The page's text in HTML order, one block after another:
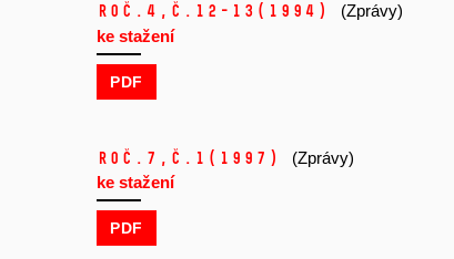
Roč.4, č.12-13 (1994)
(Zprávy)
ke stažení
PDF
Roč.7, č.1 (1997)
(Zprávy)
ke stažení
PDF